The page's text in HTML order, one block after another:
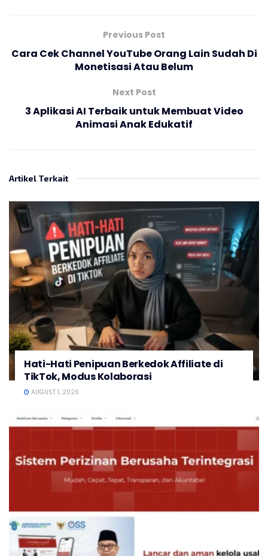
Previous Post
Cara Cek Channel YouTube Orang Lain Sudah Di
Monetisasi Atau Belum
Next Post
3 Aplikasi AI Terbaik untuk Membuat Video
Animasi Anak Edukatif
Artikel Terkait
Hati-Hati Penipuan Berkedok Affiliate di
TikTok, Modus Kolaborasi
AUGUST 1, 2026